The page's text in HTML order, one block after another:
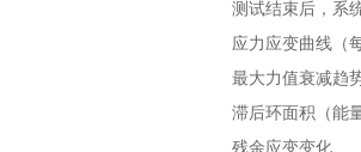
测试结束后，系
应力应变曲线（
最大力值衰减趋
滞后环面积（能